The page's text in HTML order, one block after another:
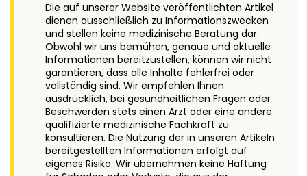
Die auf unserer Website veröffentlichten Artikel
dienen ausschließlich zu Informationszwecken
und stellen keine medizinische Beratung dar.
Obwohl wir uns bemühen, genaue und aktuelle
Informationen bereitzustellen, können wir nicht
garantieren, dass alle Inhalte fehlerfrei oder
vollständig sind. Wir empfehlen Ihnen
ausdrücklich, bei gesundheitlichen Fragen oder
Beschwerden stets einen Arzt oder eine andere
qualifizierte medizinische Fachkraft zu
konsultieren. Die Nutzung der in unseren Artikeln
bereitgestellten Informationen erfolgt auf
eigenes Risiko. Wir übernehmen keine Haftung